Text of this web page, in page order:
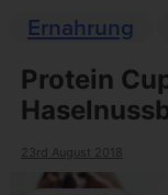
contentErnahrung
Protein
23rd August 2018